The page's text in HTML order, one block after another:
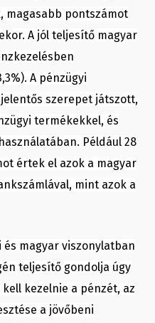
magasabb pontszámot
A jól teljesítő magyar
A pénzügyi
szerepet játszott,
termékekkel, és
Például 28
értek el azok a magyar
mint azok a
magyar viszonylatban
teljesítő gondolja úgy
kezelnie a pénzét, az
a jövőbeni